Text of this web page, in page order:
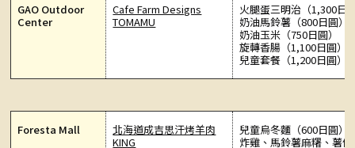
GAO Outdoor
Center
Cafe Farm Designs
TOMAMU
火腿蛋三明治（1,300日
奶油馬鈴薯（800日圓）
奶油玉米（750日圓）
旋轉香腸（1,100日圓）
兒童套餐（1,200日圓）
Foresta Mall
北海道成吉思汗烤羊肉
KING
兒童烏冬麵（600日圓）
炸雞、馬鈴薯麻糬、薯條